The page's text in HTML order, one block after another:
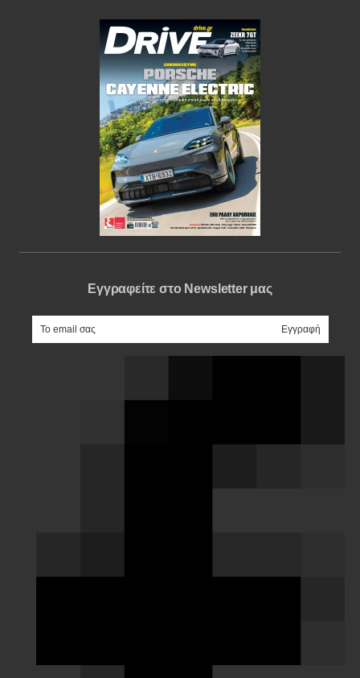
Εγγραφείτε στο Newsletter μας
e-mail